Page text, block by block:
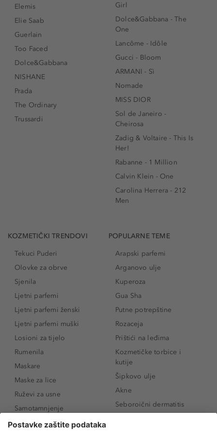
Elemis
Elie Saab
Guerlain
Too Faced
Dolce&Gabbana
NISHANE
Prada
The Ordinary
Trussardi
Girl
Dolce&Gabbana - The
One
Lancôme - Idôle
Gucci - Bloom
ARMANI - Sì
Nomade
MISS DIOR
Sol de Janeiro -
Cheirosa
Zadig & Voltaire - This Is
Her!
Rabanne - 1 Million
Calvin Klein - One
Carolina Herrera - 212
Men
KOZMETIČKI TRENDOVI
Tekuci Puderi
Olovke za obrve
Sjenila
Ljetni parfemi
Ljetni parfemi ženski
Ljetni parfemi muški
Losioni za tijelo
Rumenila
Maskare
Maske za lice
Ruževi za usne
Samotamnjenje
Puderi
POPULARNE TEME
Arapski parfemi
Arganovo ulje
Kuperoza
Gua Sha
Putne potrepštine
Rozaceja
Prištići na leđima
Kozmetičke torbice i
kutije
Šipkovo ulje
Akne
Seboroični dermatitis